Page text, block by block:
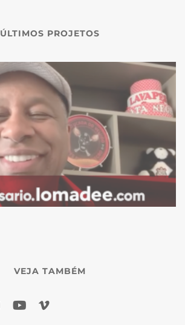
ÚLTIMOS PROJETOS
VEJA TAMBÉM